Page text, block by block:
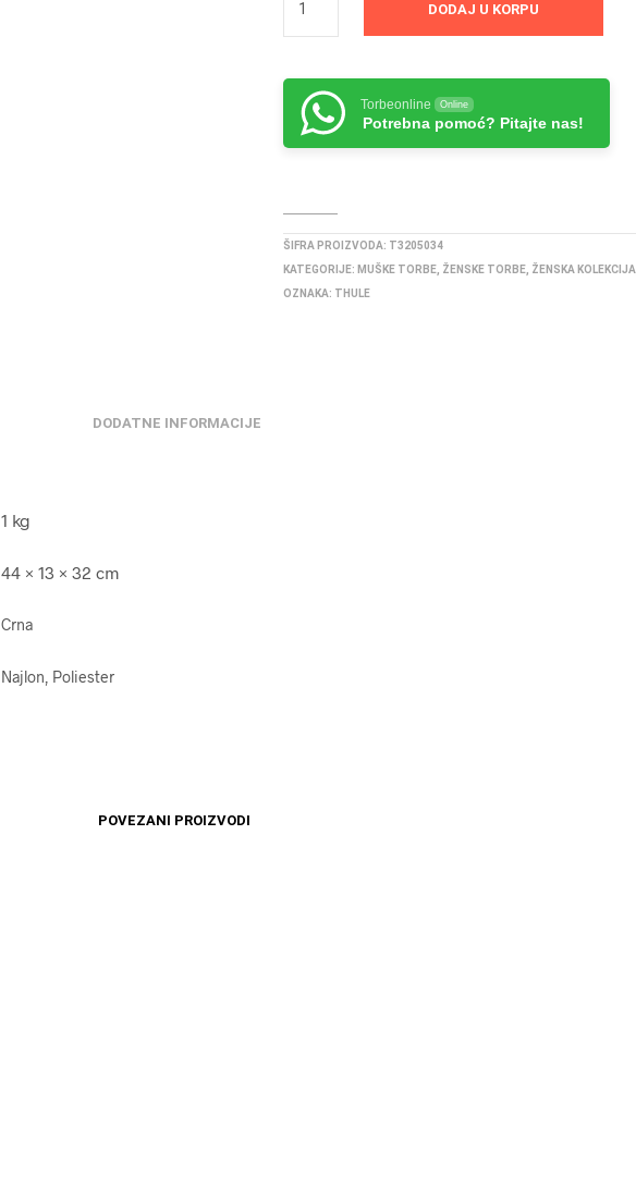
DODAJ U KORPU
Torbeonline Online
Potrebna pomoć? Pitajte nas!
ŠIFRA PROIZVODA: T3205034
KATEGORIJE: MUŠKE TORBE ŽENSKE TORBE ŽENSKA KOLEKCIJA
OZNAKA: THULE
DODATNE INFORMACIJE
1 kg
44 × 13 × 32 cm
Crna
Najlon, Poliester
POVEZANI PROIZVODI